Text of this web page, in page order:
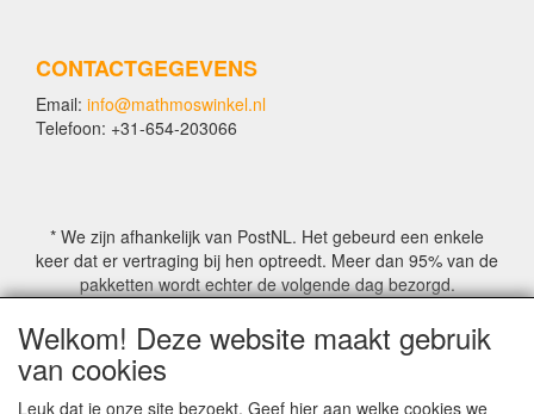
CONTACTGEGEVENS
Email: info@mathmoswinkel.nl
Telefoon: +31-654-203066
* We zijn afhankelijk van PostNL. Het gebeurd een enkele
keer dat er vertraging bij hen optreedt. Meer dan 95% van de
pakketten wordt echter de volgende dag bezorgd.
© COPYRIGHT by Mathmoswinkel.nl
Site Name, Ownership and Design Copyright by
Mathmoswinkel.nl
Welkom! Deze website maakt gebruik
van cookies
Leuk dat je onze site bezoekt. Geef hier aan welke cookies we